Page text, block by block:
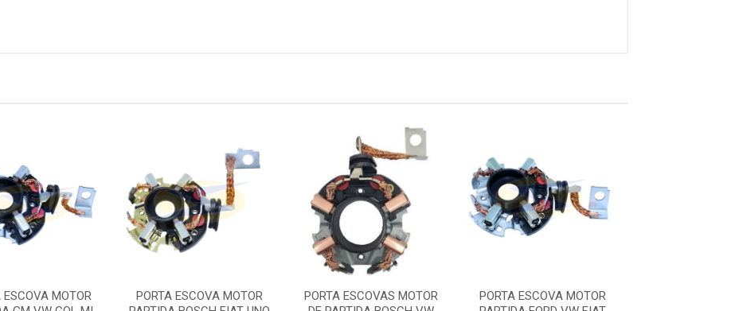
ESCOVA MOTOR
PORTA ESCOVA MOTOR
PORTA ESCOVAS MOTOR
PORTA ESCOVA MOTOR